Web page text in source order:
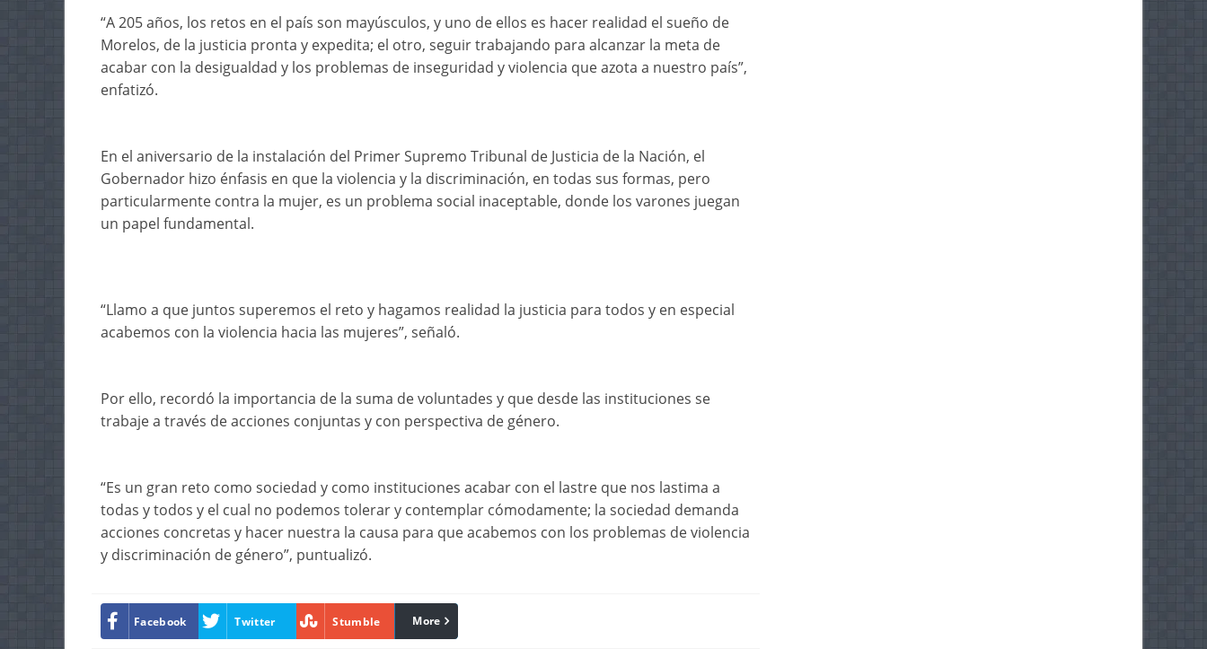
“A 205 años, los retos en el país son mayúsculos, y uno de ellos es hacer realidad el sueño de
Morelos, de la justicia pronta y expedita; el otro, seguir trabajando para alcanzar la meta de
acabar con la desigualdad y los problemas de inseguridad y violencia que azota a nuestro país”,
enfatizó.
En el aniversario de la instalación del Primer Supremo Tribunal de Justicia de la Nación, el
Gobernador hizo énfasis en que la violencia y la discriminación, en todas sus formas, pero
particularmente contra la mujer, es un problema social inaceptable, donde los varones juegan
un papel fundamental.
“Llamo a que juntos superemos el reto y hagamos realidad la justicia para todos y en especial
acabemos con la violencia hacia las mujeres”, señaló.
Por ello, recordó la importancia de la suma de voluntades y que desde las instituciones se
trabaje a través de acciones conjuntas y con perspectiva de género.
“Es un gran reto como sociedad y como instituciones acabar con el lastre que nos lastima a
todas y todos y el cual no podemos tolerar y contemplar cómodamente; la sociedad demanda
acciones concretas y hacer nuestra la causa para que acabemos con los problemas de violencia
y discriminación de género”, puntualizó.
Facebook Twitter Stumble linkedin
More